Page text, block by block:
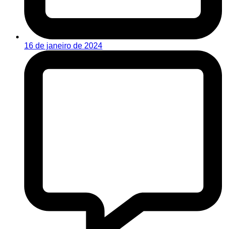
16 de janeiro de 2024